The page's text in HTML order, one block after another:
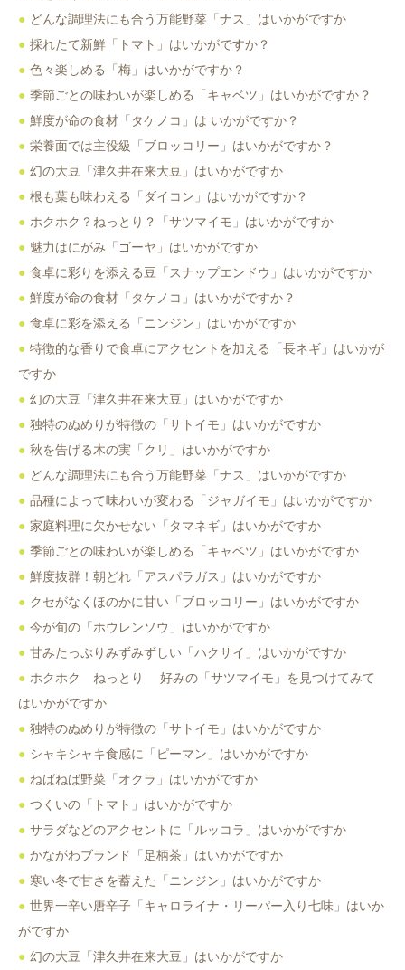
どんな調理法にも合う万能野菜「ナス」はいかがですか
採れたて新鮮「トマト」はいかがですか？
色々楽しめる「梅」はいかがですか？
季節ごとの味わいが楽しめる「キャベツ」はいかがですか？
鮮度が命の食材「タケノコ」は いかがですか？
栄養面では主役級「ブロッコリー」はいかがですか？
幻の大豆「津久井在来大豆」はいかがですか
根も葉も味わえる「ダイコン」はいかがですか？
ホクホク？ねっとり？「サツマイモ」はいかがですか
魅力はにがみ「ゴーヤ」はいかがですか
食卓に彩りを添える豆「スナップエンドウ」はいかがですか
鮮度が命の食材「タケノコ」はいかがですか？
食卓に彩を添える「ニンジン」はいかがですか
特徴的な香りで食卓にアクセントを加える「長ネギ」はいかが
ですか
幻の大豆「津久井在来大豆」はいかがですか
独特のぬめりが特徴の「サトイモ」はいかがですか
秋を告げる木の実「クリ」はいかがですか
どんな調理法にも合う万能野菜「ナス」はいかがですか
品種によって味わいが変わる「ジャガイモ」はいかがですか
家庭料理に欠かせない「タマネギ」はいかがですか
季節ごとの味わいが楽しめる「キャベツ」はいかがですか
鮮度抜群！朝どれ「アスパラガス」はいかがですか
クセがなくほのかに甘い「ブロッコリー」はいかがですか
今が旬の「ホウレンソウ」はいかがですか
甘みたっぷりみずみずしい「ハクサイ」はいかがですか
ホクホク ねっとり 好みの「サツマイモ」を見つけてみて
はいかがですか
独特のぬめりが特徴の「サトイモ」はいかがですか
シャキシャキ食感に「ピーマン」はいかがですか
ねばねば野菜「オクラ」はいかがですか
つくいの「トマト」はいかがですか
サラダなどのアクセントに「ルッコラ」はいかがですか
かながわブランド「足柄茶」はいかがですか
寒い冬で甘さを蓄えた「ニンジン」はいかがですか
世界一辛い唐辛子「キャロライナ・リーパー入り七味」はいか
がですか
幻の大豆「津久井在来大豆」はいかがですか